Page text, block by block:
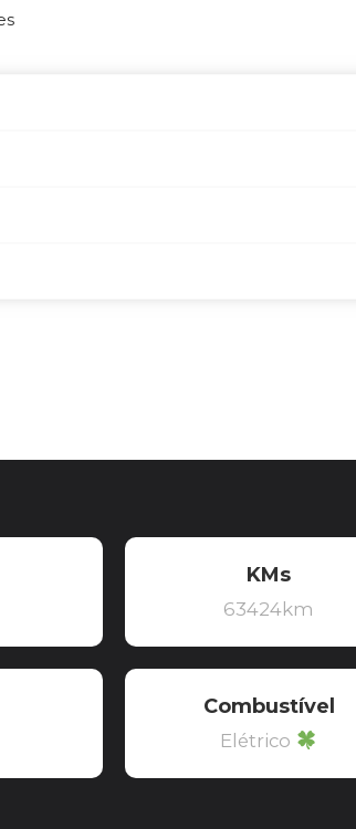
KMs
63424km
Combustível
Elétrico